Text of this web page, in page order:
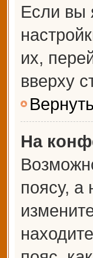
Если вы
их,
вверху
На
поясу, а